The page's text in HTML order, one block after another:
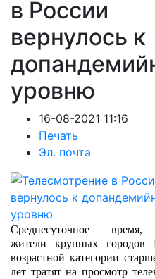
в России
вернулось к
уровню
16-08-2021 11:16
Печать
Эл. почта
Среднесуточное время,
жители крупных городов
возрастной категории
лет тратят на просмотр